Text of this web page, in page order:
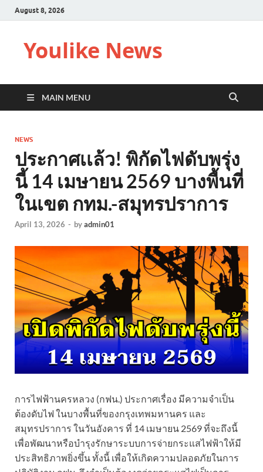
August 8, 2026
Youlike News
MAIN MENU
NEWS
ประกาศเเล้ว! พิกัดไฟดับพรุ่ง
นี้ 14 เมษายน 2569 บางพื้นที่
ในเขต กทม.-สมุทรปราการ
April 13, 2026 - byadmin01
การไฟฟ้านครหลวง (กฟน.) ประกาศเรื่อง มีความจำเป็น
ต้องดับไฟ ในบางพื้นที่ของกรุงเทพมหานคร และ
สมุทรปราการ ในวันอังคาร ที่ 14 เมษายน 2569 ที่จะถึงนี้
เพื่อพัฒนาหรือบำรุงรักษาระบบการจ่ายกระแสไฟฟ้าให้มี
ประสิทธิภาพยิ่งขึ้น ทั้งนี้ เพื่อให้เกิดความปลอดภัยในการ